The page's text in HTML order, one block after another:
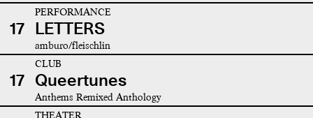
17
PERFORMANCE
LETTERS
amburo/fleischlin
17
CLUB
Queertunes
Anthems Remixed Anthology
THEATER